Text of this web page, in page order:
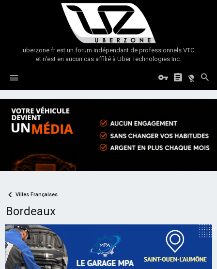
uberzone.fr est un forum indépendant de professionnels VTC
et n'est en aucun cas affilié à Uber Technologies Inc.
Villes Françaises
Bordeaux